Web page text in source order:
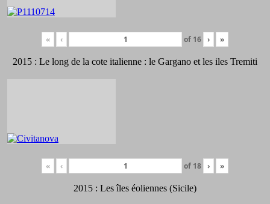
« ‹ of 16 › »
2015 : Le long de la cote italienne : le Gargano et les iles Tremiti
« ‹ of 18 › »
2015 : Les îles éoliennes (Sicile)